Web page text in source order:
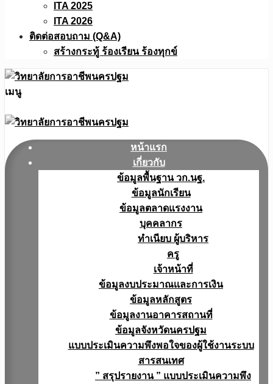
ITA 2025
ITA 2026
ติดต่อสอบถาม (Q&A)
สร้างกระทู้ ร้องเรียน ร้องทุกข์
เมนู
หน้าแรก
เกี่ยวกับ
ข้อมูลพื้นฐาน วก.นฐ.
ข้อมูลนักเรียน
ข้อมูลตลาดแรงงาน
บุคคลากร
ทำเนียบ ผู้บริหาร
ครู
เจ้าหน้าที่
ข้อมูลงบประมาณเเละการเงิน
ข้อมูลหลักสูตร
ข้อมูลงานอาคารสถานที่
ข้อมูลจังหวัดนครปฐม
แบบประเมินความพึงพอใจของผู้ใช้งานระบบ
สารสนเทศ
” สรุปรายงาน ” แบบประเมินความพึง